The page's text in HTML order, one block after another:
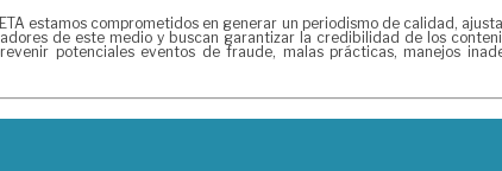
estamos comprometidos en generar un periodismo de calidad,
de este medio y buscan garantizar la credibilidad de los
potenciales eventos de fraude, malas prácticas, manejos